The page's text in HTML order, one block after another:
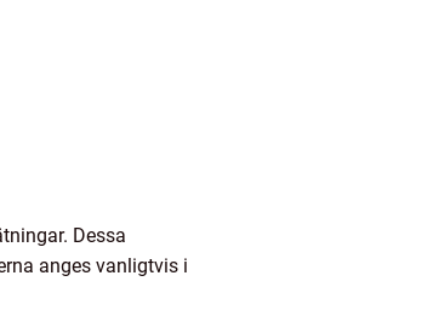
Dessa
anges vanligtvis i